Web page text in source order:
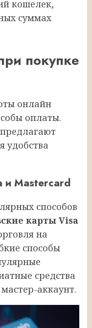
кошелек,
суммах
покупке
онлайн
оплаты.
удобства
и Mastercard
способов
карты Visa
на
способы
средства
аккаунт.